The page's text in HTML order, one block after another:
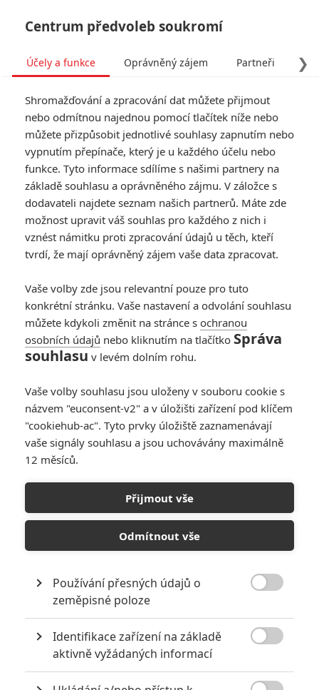
Sněhulák: První dojmy z
adaptace detektivky od Jo
Nesbøho
Napsal:Anarvin, 12.10.2017 15:41
« Předchozí
KOMENTÁŘE 5
Centrum předvoleb soukromí
❯
Účely a funkce Oprávněný zájem Partneři
Shromažďování a zpracování dat můžete přijmout
nebo odmítnou najednou pomocí tlačítek níže nebo
můžete přizpůsobit jednotlivé souhlasy zapnutím nebo
vypnutím přepínače, který je u každého účelu nebo
funkce. Tyto informace sdílíme s našimi partnery na
základě souhlasu a oprávněného zájmu. V záložce s
dodavateli najdete seznam našich partnerů. Máte zde
možnost upravit váš souhlas pro každého z nich i
vznést námitku proti zpracování údajů u těch, kteří
tvrdí, že mají oprávněný zájem vaše data zpracovat.
Vaše volby zde jsou relevantní pouze pro tuto
konkrétní stránku. Vaše nastavení a odvolání souhlasu
můžete kdykoli změnit na stránce s ochranou
osobních údajů nebo kliknutím na tlačítko Správa
souhlasu v levém dolním rohu.
Vaše volby souhlasu jsou uloženy v souboru cookie s
názvem "euconsent-v2" a v úložišti zařízení pod klíčem
"cookiehub-ac". Tyto prvky úložiště zaznamenávají
vaše signály souhlasu a jsou uchovávány maximálně
12 měsíců.
Přijmout vše
Odmítnout vše
Používání přesných údajů o
zeměpisné poloze
Identifikace zařízení na základě
aktivně vyžádaných informací